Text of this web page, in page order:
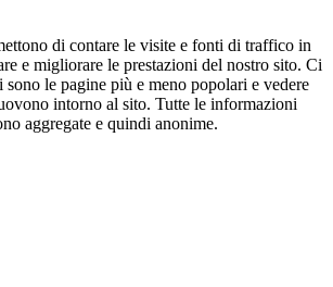
di contare le visite e fonti di traffico in
e migliorare le prestazioni del nostro sito. Ci
sono le pagine più e meno popolari e vedere
intorno al sito. Tutte le informazioni
aggregate e quindi anonime.